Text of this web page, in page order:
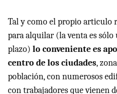
Tal y como el propio articulo
para alquilar (la venta es
plazo) lo conveniente es
centro de los ciudades,
población, con numerosos
con trabajadores que vienen